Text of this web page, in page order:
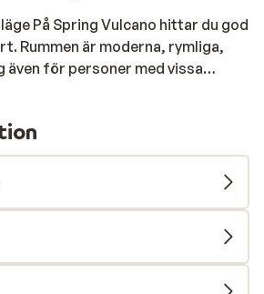
På Spring Vulcano hittar du god
Rummen är moderna, rymliga,
även för personer med vissa
du mitt emot det mysiga
Strand & pool
och luftigt och här står solstolar
runt poolområdet. Här finns
träbro separerar de två poolerna
du ta några simtag, koppla av
in något läskande ifrån
når du inom en kort
boende. Mat & dryck Detta stora